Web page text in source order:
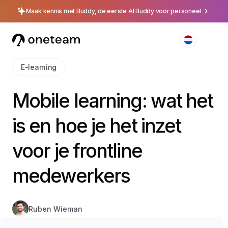
Maak kennis met Buddy, de eerste AI Buddy voor personeel
E-learning
Mobile learning: wat het
is en hoe je het inzet
voor je frontline
medewerkers
Ruben Wieman